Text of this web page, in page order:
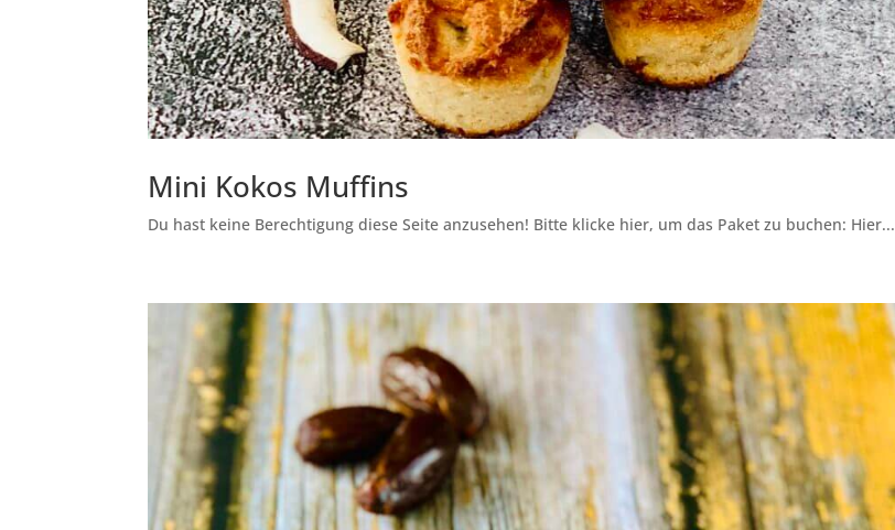
Mini Kokos Muffins
Du hast keine Berechtigung diese Seite anzusehen! Bitte klicke hier, um das Paket zu buchen: Hier...